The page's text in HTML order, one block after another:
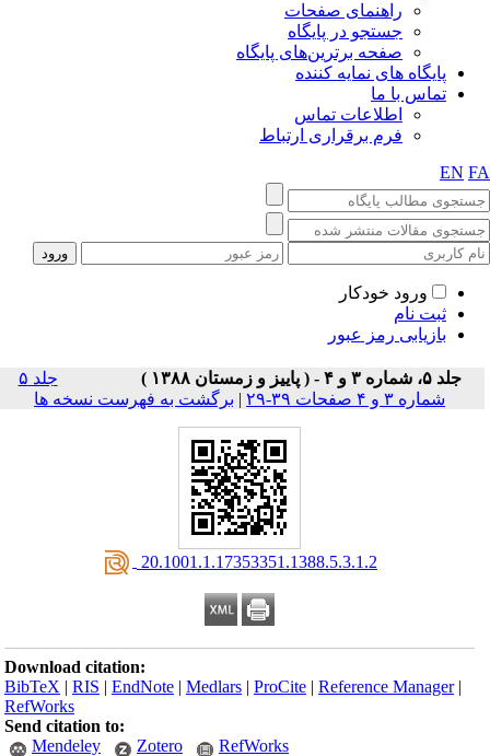
راهنمای صفحات
جستجو در پایگاه
صفحه برترین‌های پایگاه
پایگاه های نمایه کننده
تماس با ما
اطلاعات تماس
فرم برقراری ارتباط
EN
ورود خودکار
ثبت نام
بازیابی رمز عبور
جلد ۵، شماره ۳ و ۴ - ( پاییز و زمستان ۱۳۸۸ )
جلد ۵
شماره ۳ و ۴ صفحات ۳۹-۲۹
| برگشت به فهرست نسخه ها
‎ 20.1001.1.17353351.1388.5.3.1.2
Download citation:
BibTeX |RIS |EndNote |Medlars |ProCite |Reference Manager
RefWorks
Send citation to:
Mendeley
Zotero RefWorks